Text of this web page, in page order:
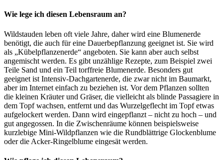
Wie lege ich diesen Lebensraum an?
Wildstauden leben oft viele Jahre, daher wird eine Blumenerde
benötigt, die auch für eine Dauerbepflanzung geeignet ist. Sie wird
als „Kübelpflanzenerde“ angeboten. Sie kann aber auch selbst
angemischt werden. Es gibt unzählige Rezepte, zum Beispiel zwei
Teile Sand und ein Teil torffreie Blumenerde. Besonders gut
geeignet ist Intensiv-Dachgartenerde, die zwar nicht im Baumarkt,
aber im Internet einfach zu beziehen ist. Vor dem Pflanzen sollten
die kleinen Kräuter und Gräser, die vielleicht als blinde Passagiere in
dem Topf wachsen, entfernt und das Wurzelgeflecht im Topf etwas
aufgelockert werden. Dann wird eingepflanzt – nicht zu hoch – und
gut angegossen. In die Zwischenräume können beispielsweise
kurzlebige Mini-Wildpflanzen wie die Rundblättrige Glockenblume
oder die Acker-Ringelblume eingesät werden.